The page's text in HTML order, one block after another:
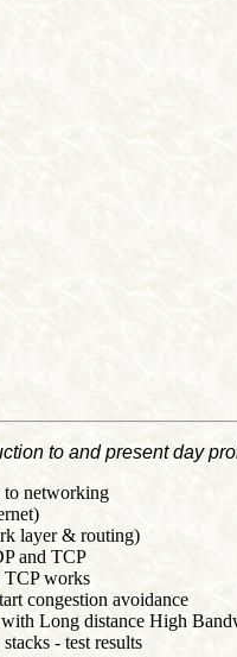
to and present day
to networking
layer & routing)
and TCP
works
congestion avoidance
Long distance High
- test results